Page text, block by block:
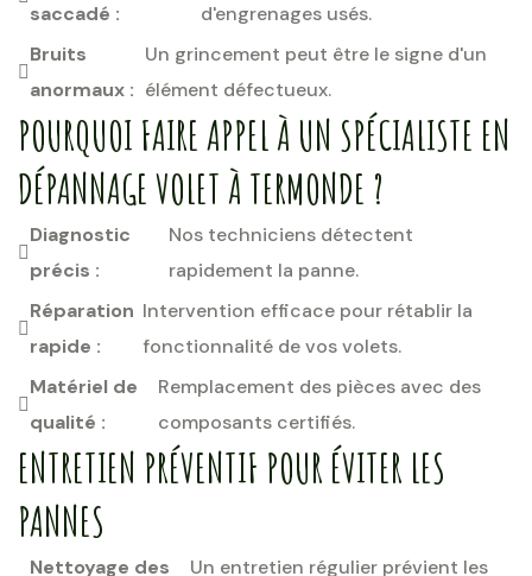
saccadé :
d'engrenages usés.
Bruits
anormaux :
Un grincement peut être le signe d'un
élément défectueux.
POURQUOI FAIRE APPEL À UN SPÉCIALISTE EN
DÉPANNAGE VOLET À TERMONDE ?
Diagnostic
précis :
Nos techniciens détectent
rapidement la panne.
Réparation
rapide :
Intervention efficace pour rétablir la
fonctionnalité de vos volets.
Matériel de
qualité :
Remplacement des pièces avec des
composants certifiés.
ENTRETIEN PRÉVENTIF POUR ÉVITER LES
PANNES
Nettoyage des
Un entretien régulier prévient les